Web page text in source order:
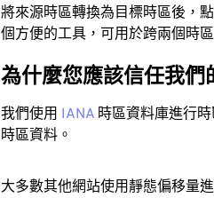
將來源時區轉換為目標時區後，
個方便的工具，可用於跨兩個時
為什麼您應該信任我們
我們使用 IANA 時區資料庫進行
時區資料。
大多數其他網站使用靜態偏移量